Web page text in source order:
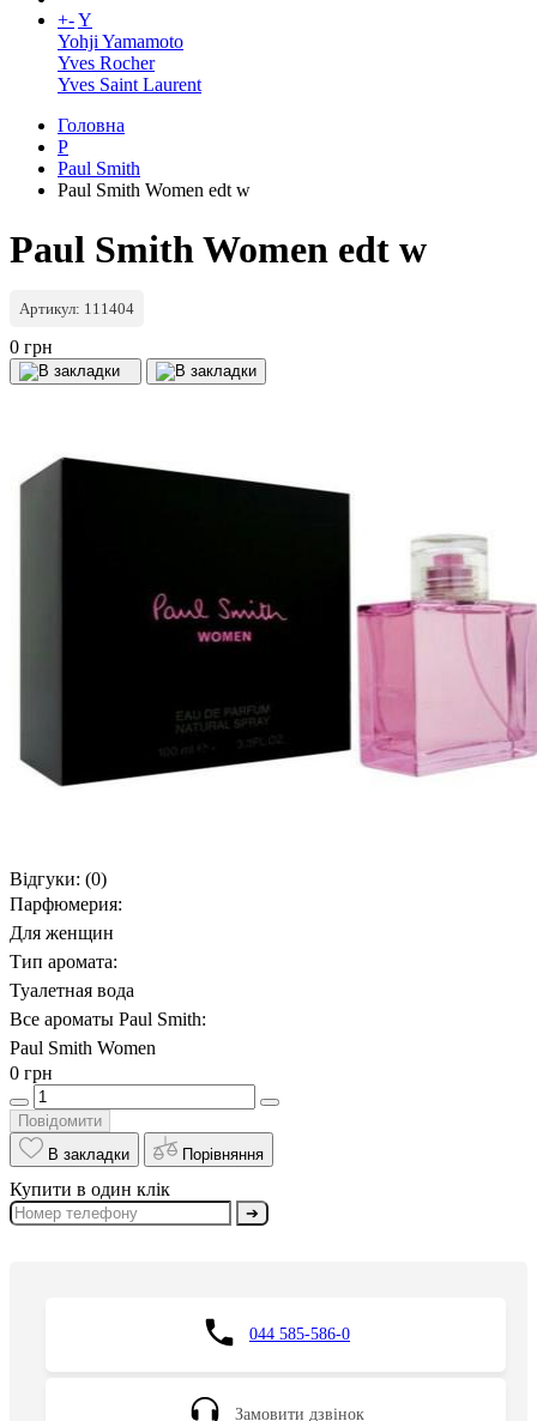
+-Y
Yohji Yamamoto
Yves Rocher
Yves Saint Laurent
Головна
P
Paul Smith
Paul Smith Women edt w
Paul Smith Women edt w
Артикул: 111404
0 грн
Відгуки: (0)
Парфюмерия:
Для женщин
Тип аромата:
Туалетная вода
Все ароматы Paul Smith:
Paul Smith Women
0 грн
Повідомити
В закладки
Порівняння
Купити в один клік
➔
044 585-586-0
Замовити дзвінок